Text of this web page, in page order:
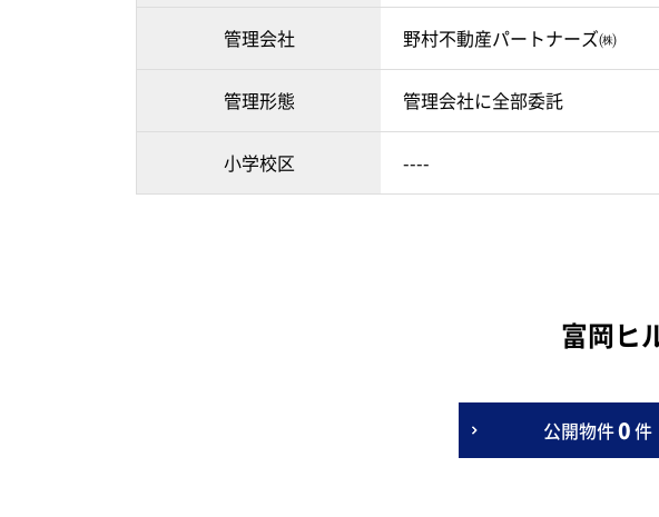
管理会社 野村不動産パートナーズ㈱
管理形態 管理会社に全部委託
小学校区 ----
富岡ヒ
公開物件0件